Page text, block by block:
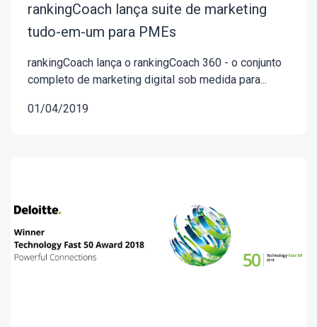
rankingCoach lança suite de marketing
tudo-em-um para PMEs
rankingCoach lança o rankingCoach 360 - o conjunto
completo de marketing digital sob medida para...
01/04/2019